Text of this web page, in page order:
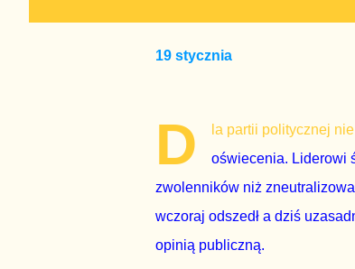
19 stycznia
D
la partii politycznej
oświecenia. Liderowi
zwolenników niż
wczoraj odszedł a dziś
opinią publiczną.